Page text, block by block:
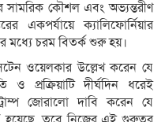
সামরিক কৌশল এবং অভ্যন্তরীণ
একপর্যায়ে ক্যালিফোর্নিয়ার
মধ্যে চরম বিতর্ক শুরু হয়।
ওয়েলকার উল্লেখ করেন যে
ও প্রক্রিয়াটি দীর্ঘদিন ধরেই
জোরালো দাবি করেন যে